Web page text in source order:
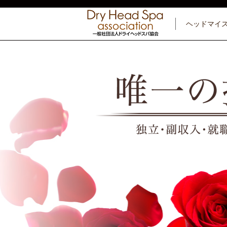
ヘッドマイ